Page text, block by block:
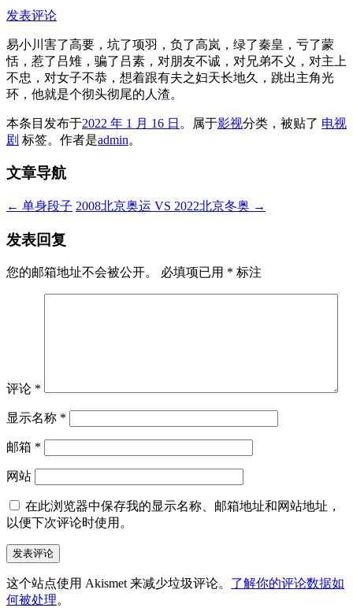
发表评论
易小川害了高要，坑了项羽，负了高岚，绿了秦皇，亏了蒙
恬，惹了吕雉，骗了吕素，对朋友不诚，对兄弟不义，对主上
不忠，对女子不恭，想着跟有夫之妇天长地久，跳出主角光
环，他就是个彻头彻尾的人渣。
本条目发布于2022 年 1 月 16 日 。属于影视分类，被贴了 电视
剧 标签。 作者是admin。
文章导航
← 单身段子 2008北京奥运 VS 2022北京冬奥 →
发表回复
您的邮箱地址不会被公开。 必填项已用 * 标注
评论 *
显示名称 *
邮箱 *
网站
在此浏览器中保存我的显示名称、邮箱地址和网站地址，
以便下次评论时使用。
这个站点使用 Akismet 来减少垃圾评论。 了解你的评论数据如
何被处理。